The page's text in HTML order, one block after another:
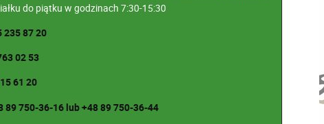
do piątku w godzinach 7:30-15:30
235 87 20
02 53
61 20
89 750-36-16 lub +48 89 750-36-44